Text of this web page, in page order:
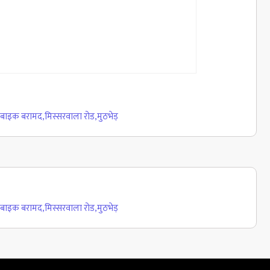
बाइक बरामद,मिस्सरवाला रोड,मुठभेड़
बाइक बरामद,मिस्सरवाला रोड,मुठभेड़